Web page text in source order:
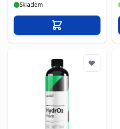
Skladem
Přidat do košíku